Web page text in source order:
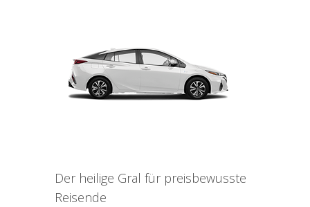
Der heilige Gral für preisbewusste
Reisende